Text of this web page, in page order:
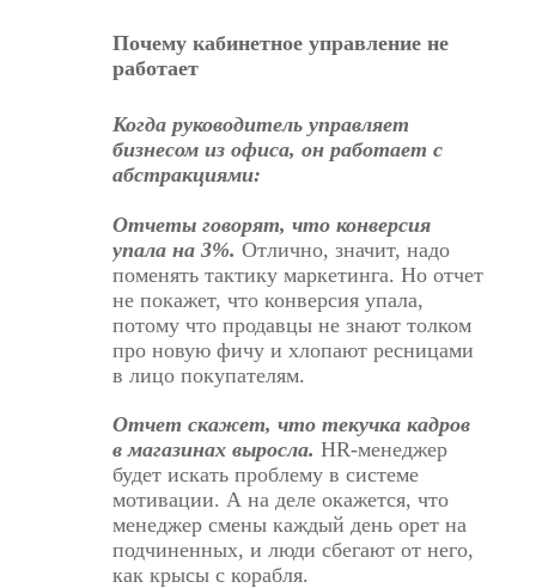
Почему кабинетное управление не
работает
Когда руководитель управляет
бизнесом из офиса, он работает с
абстракциями:
Отчеты говорят, что конверсия
упала на 3%. Отлично, значит, надо
поменять тактику маркетинга. Но отчет
не покажет, что конверсия упала,
потому что продавцы не знают толком
про новую фичу и хлопают ресницами
в лицо покупателям.
Отчет скажет, что текучка кадров
в магазинах выросла. HR-менеджер
будет искать проблему в системе
мотивации. А на деле окажется, что
менеджер смены каждый день орет на
подчиненных, и люди сбегают от него,
как крысы с корабля.